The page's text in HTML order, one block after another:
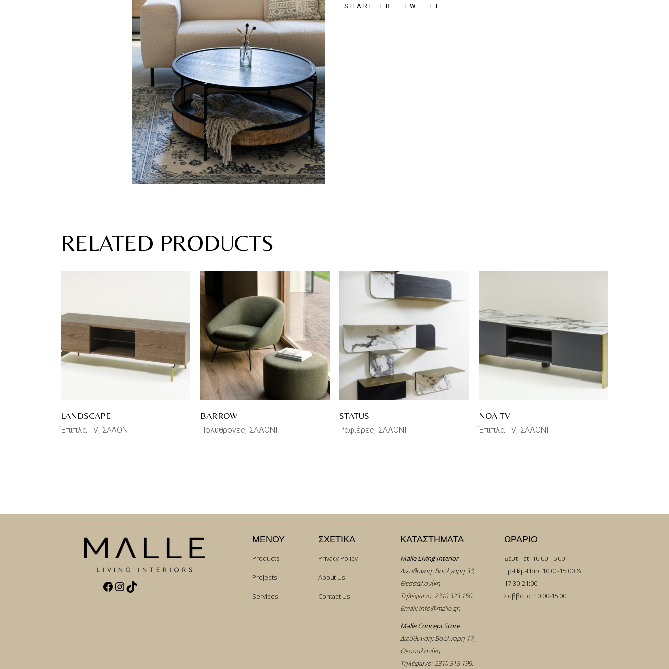
SHARE: FB TW LI
RELATED PRODUCTS
LANDSCAPE
Έπιπλα TV ΣΑΛΟΝΙ
BARROW
Πολυθρόνες ΣΑΛΟΝΙ
STATUS
Ραφιέρες ΣΑΛΟΝΙ
NOA TV
Έπιπλα TV ΣΑΛΟΝΙ
Facebook
Instagram
TikTok
ΜΕΝΟΥ
Products
Projects
Services
ΣΧΕΤΙΚΑ
Privacy Policy
About Us
Contact Us
ΚΑΤΑΣΤΗΜΑΤΑ
Malle Living Interior
Διεύθυνση: Βούλγαρη 33,
Θεσσαλονίκη
Τηλέφωνο:2310 323 150.
Email:info@malle.gr.
Malle Concept Store
Διεύθυνση: Βούλγαρη 17,
Θεσσαλονίκη
Τηλέφωνο:2310 313 199.
ΩΡΑΡΙΟ
Δευτ-Τετ: 10:00-15:00
Τρ-Πέμ-Παρ: 10:00-15:00 &
17:30-21:00
Σάββατο: 10:00-15:00